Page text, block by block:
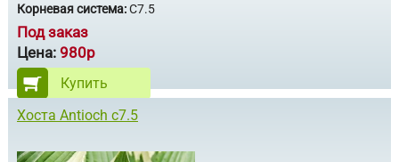
Корневая система:С7.5
Под заказ
Цена: 980р
Купить
Хоста Antioch с7.5